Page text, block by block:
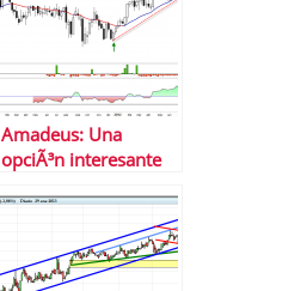
Amadeus: Una
opciÃ³n interesante
plazo